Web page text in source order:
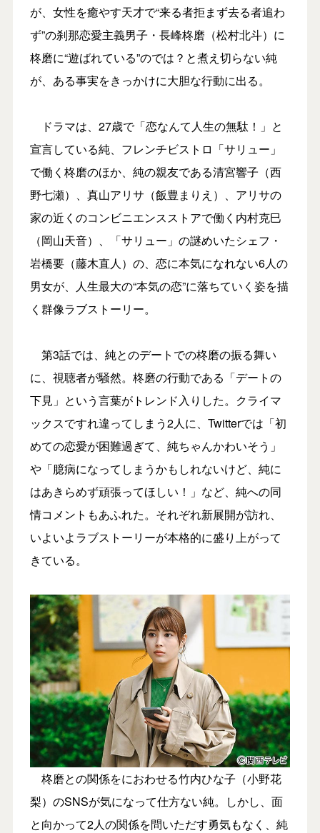
が、女性を癒やす天才で“来る者拒まず去る者追わ
ず”の刹那恋愛主義男子・長峰柊磨（松村北斗）に
柊磨に“遊ばれている”のでは？と煮え切らない純
が、ある事実をきっかけに大胆な行動に出る。
ドラマは、27歳で「恋なんて人生の無駄！」と
宣言している純、フレンチビストロ「サリュー」
で働く柊磨のほか、純の親友である清宮響子（西
野七瀬）、真山アリサ（飯豊まりえ）、アリサの
家の近くのコンビニエンスストアで働く内村克巳
（岡山天音）、「サリュー」の謎めいたシェフ・
岩橋要（藤木直人）の、恋に本気になれない6人の
男女が、人生最大の“本気の恋”に落ちていく姿を描
く群像ラブストーリー。
第3話では、純とのデートでの柊磨の振る舞い
に、視聴者が騒然。柊磨の行動である「デートの
下見」という言葉がトレンド入りした。クライマ
ックスですれ違ってしまう2人に、Twitterでは「初
めての恋愛が困難過ぎて、純ちゃんかわいそう」
や「臆病になってしまうかもしれないけど、純に
はあきらめず頑張ってほしい！」など、純への同
情コメントもあふれた。それぞれ新展開が訪れ、
いよいよラブストーリーが本格的に盛り上がって
きている。
柊磨との関係をにおわせる竹内ひな子（小野花
梨）のSNSが気になって仕方ない純。しかし、面
と向かって2人の関係を問いただす勇気もなく、純